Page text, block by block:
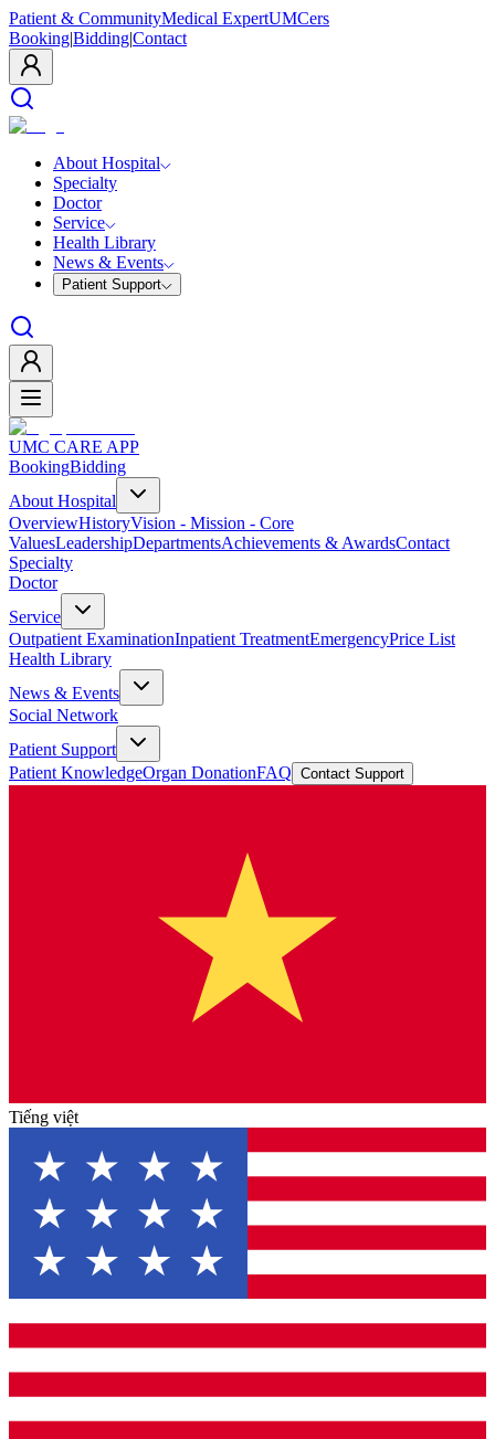
Patient & CommunityMedical ExpertUMCers
Booking|Bidding|Contact
About Hospital
Specialty
Doctor
Service
Health Library
News & Events
Patient Support
UMC CARE APP
BookingBidding
About Hospital
OverviewHistoryVision - Mission - Core
ValuesLeadershipDepartmentsAchievements & AwardsContact
Specialty
Doctor
Service
Outpatient ExaminationInpatient TreatmentEmergencyPrice List
Health Library
News & Events
Social Network
Patient Support
Patient KnowledgeOrgan DonationFAQ Contact Support
Tiếng việt